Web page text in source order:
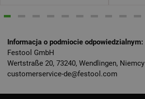
Informacja o podmiocie odpowiedzialnym:
Festool GmbH
Wertstraße 20, 73240, Wendlingen, Niemcy
customerservice-de@festool.com